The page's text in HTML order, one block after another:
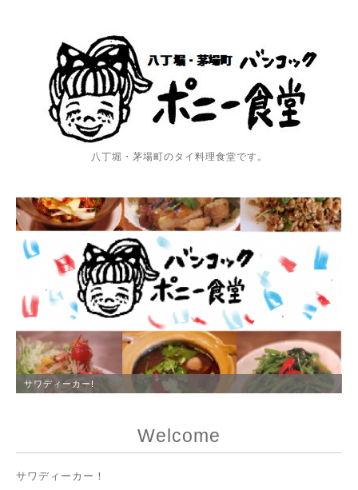
八丁堀・茅場町のタイ料理食堂です。
サワディーカー!
Welcome
サワディーカー！